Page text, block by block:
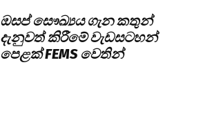
ඔසප් සෞඛ්‍යය ගැන කතුන්
දැනුවත් කිරීමේ වැඩසටහන්
පෙළක් FEMS වෙතින්